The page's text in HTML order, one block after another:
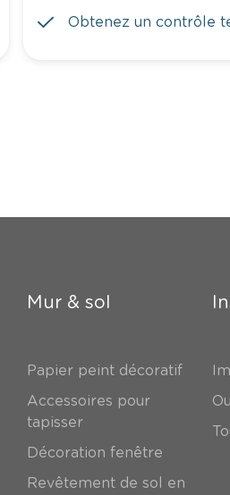
Obtenez un contrôle
Mur & sol
Papier peint décoratif
Accessoires pour
tapisser
Décoration fenêtre
Revêtement de sol en